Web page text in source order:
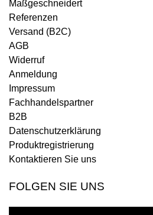
Maßgeschneidert
Referenzen
Versand (B2C)
AGB
Widerruf
Anmeldung
Impressum
Fachhandelspartner
B2B
Datenschutzerklärung
Produktregistrierung
Kontaktieren Sie uns
FOLGEN SIE UNS